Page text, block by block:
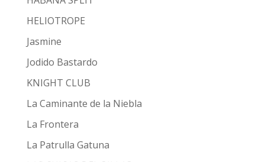
HELIOTROPE
Jasmine
Jodido Bastardo
KNIGHT CLUB
La Caminante de la Niebla
La Frontera
La Patrulla Gatuna